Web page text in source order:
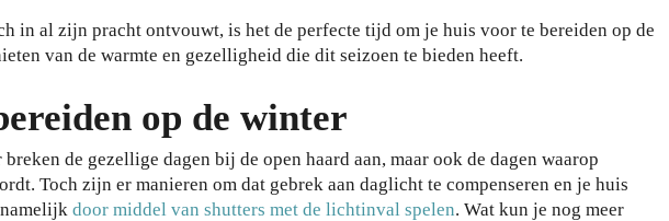
in al zijn pracht ontvouwt, is het de perfecte tijd om je huis voor te bereiden op de
van de warmte en gezelligheid die dit seizoen te bieden heeft.
op de winter
de gezellige dagen bij de open haard aan, maar ook de dagen waarop
Toch zijn er manieren om dat gebrek aan daglicht te compenseren en je huis
door middel van shutters met de lichtinval spelen. Wat kun je nog meer